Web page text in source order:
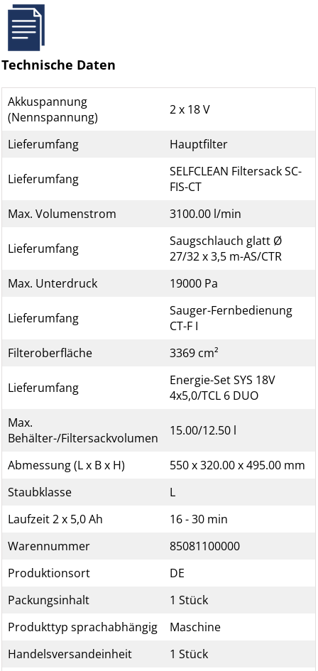
Technische Daten
Akkuspannung
(Nennspannung)
2 x 18 V
Lieferumfang Hauptfilter
Lieferumfang
SELFCLEAN Filtersack SC-
FIS-CT
Max. Volumenstrom
3100.00 l/min
Lieferumfang
Saugschlauch glatt Ø
27/32 x 3,5 m-AS/CTR
Max. Unterdruck
19000 Pa
Lieferumfang
Sauger-Fernbedienung
CT-F I
Filteroberfläche
3369 cm²
Lieferumfang
Energie-Set SYS 18V
4x5,0/TCL 6 DUO
Max.
Behälter-/Filtersackvolumen
15.00/12.50 l
Abmessung (L x B x H)
550 x 320.00 x 495.00 mm
Staubklasse
L
Laufzeit 2 x 5,0 Ah
16 - 30 min
Warennummer
85081100000
Produktionsort
DE
Packungsinhalt
1 Stück
Produkttyp sprachabhängig
Maschine
Handelsversandeinheit
1 Stück